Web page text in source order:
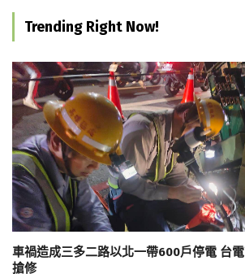
Trending Right Now!
車禍造成三多二路以北一帶600戶停電 台
搶修